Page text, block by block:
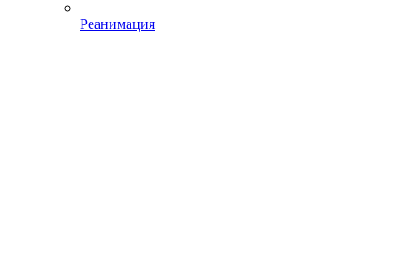
Реанимация